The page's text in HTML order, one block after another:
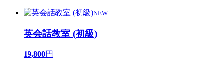
NEW
英会話教室 (初級)
19,800円